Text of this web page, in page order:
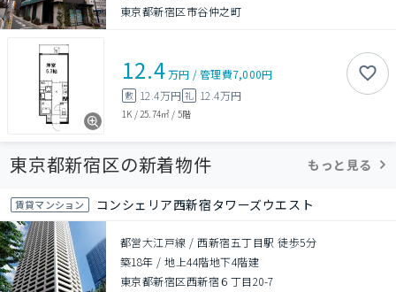
東京都新宿区市谷仲之町
12.4万円 /管理費7,000円
敷 12.4万円 礼 12.4万円
1K / 25.74㎡ / 5階
東京都新宿区の新着物件 もっと見る
賃貸マンション コンシェリア西新宿タワーズウエスト
都営大江戸線 / 西新宿五丁目駅 徒歩5分
築18年 /地上44階地下4階建
東京都新宿区西新宿６丁目20-7